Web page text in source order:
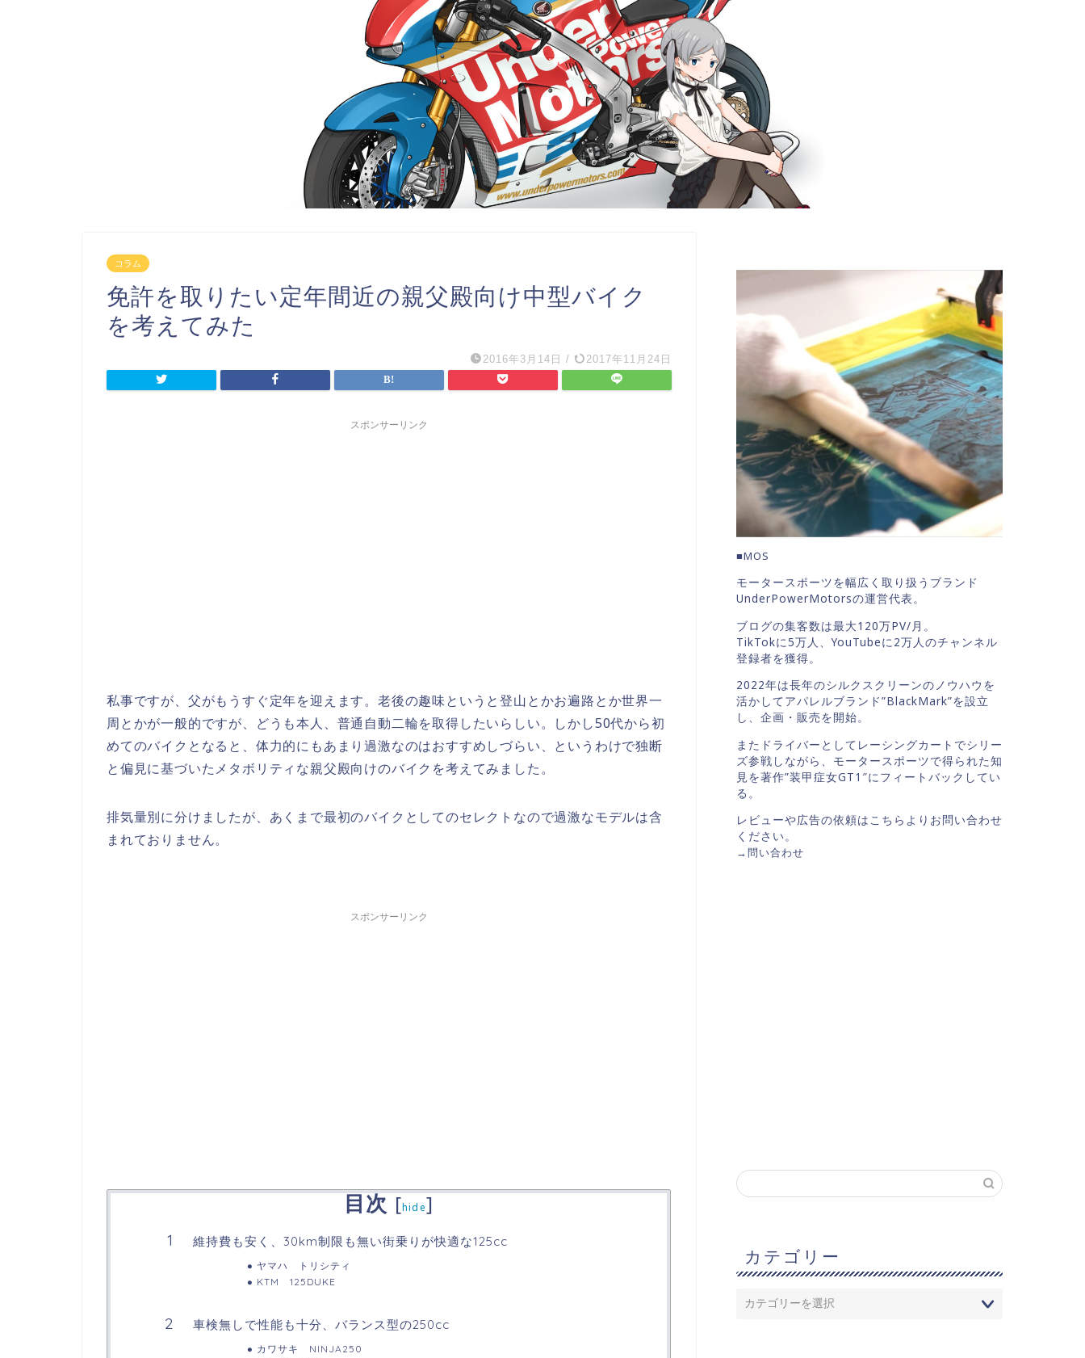
コラム
免許を取りたい定年間近の親父殿向け中型バイク
を考えてみた
2016年3月14日 / 2017年11月24日
スポンサーリンク
私事ですが、父がもうすぐ定年を迎えます。老後の趣味というと登山とかお遍路とか世界一
周とかが一般的ですが、どうも本人、普通自動二輪を取得したいらしい。しかし50代から初
めてのバイクとなると、体力的にもあまり過激なのはおすすめしづらい、というわけで独断
と偏見に基づいたメタボリティな親父殿向けのバイクを考えてみました。
排気量別に分けましたが、あくまで最初のバイクとしてのセレクトなので過激なモデルは含
まれておりません。
スポンサーリンク
目次 [hide]
維持費も安く、30km制限も無い街乗りが快適な125cc
ヤマハ トリシティ
KTM 125DUKE
車検無しで性能も十分、バランス型の250cc
カワサキ NINJA250
■MOS
モータースポーツを幅広く取り扱うブランド
UnderPowerMotorsの運営代表。
ブログの集客数は最大120万PV/月。
TikTokに5万人、YouTubeに2万人のチャンネル
登録者を獲得。
2022年は長年のシルクスクリーンのノウハウを
活かしてアパレルブランド”BlackMark”を設立
し、企画・販売を開始。
またドライバーとしてレーシングカートでシリー
ズ参戦しながら、モータースポーツで得られた知
見を著作”装甲症女GT1″にフィートバックしてい
る。
レビューや広告の依頼はこちらよりお問い合わせ
ください。
→問い合わせ
カテゴリー